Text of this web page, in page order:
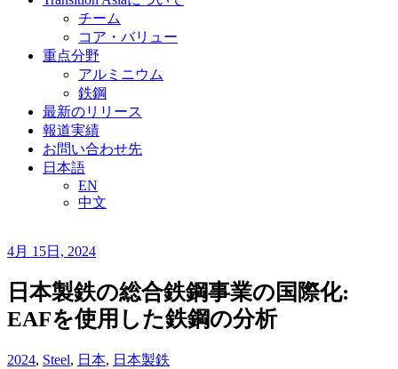
チーム
コア・バリュー
重点分野
アルミニウム
鉄鋼
最新のリリース
報道実績
お問い合わせ先
日本語
EN
中文
4月 15日, 2024
日本製鉄の総合鉄鋼事業の国際化:
EAFを使用した鉄鋼の分析
2024, Steel, 日本, 日本製鉄